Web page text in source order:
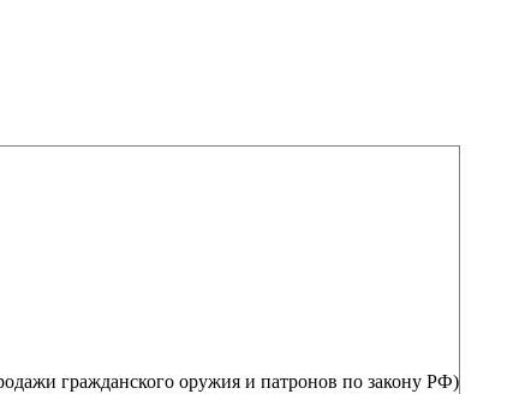
гражданского оружия и патронов по закону РФ)